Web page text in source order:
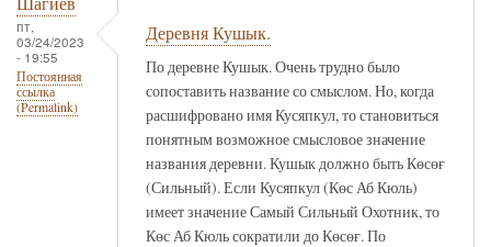
пт,
03/24/2023
- 19:55
Постоянная
ссылка
(Permalink)
Деревня Кушык.
По деревне Кушык. Очень трудно было
сопоставить название со смыслом. Но, когда
расшифровано имя Кусяпкул, то становиться
понятным возможное смысловое значение
названия деревни. Кушык должно быть Көсөғ
(Сильный). Если Кусяпкул (Көс Аб Кюль)
имеет значение Самый Сильный Охотник, то
Көс Аб Кюль сократили до Көсөғ. По